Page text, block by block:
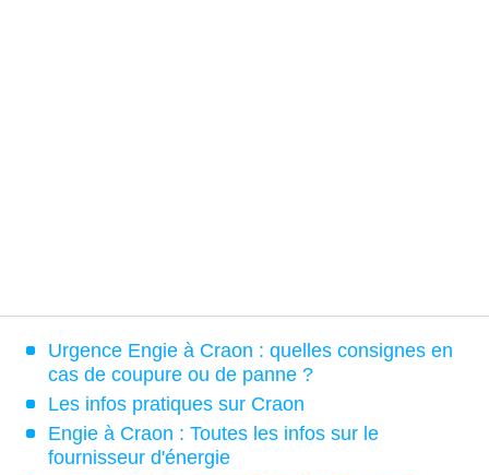
Urgence Engie à Craon : quelles consignes en
cas de coupure ou de panne ?
Les infos pratiques sur Craon
Engie à Craon : Toutes les infos sur le
fournisseur d'énergie